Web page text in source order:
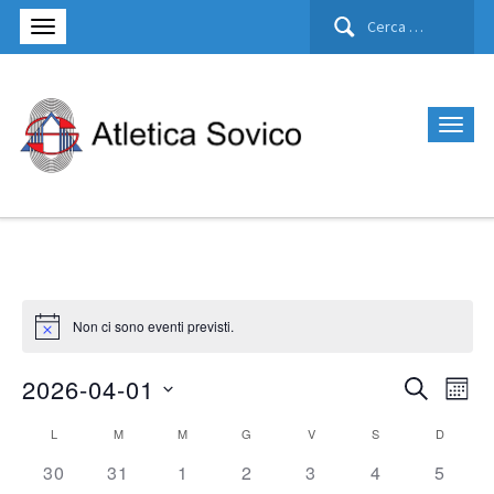
Ricerca
Non ci sono eventi previsti.
Eventi
Ricerca
CercaMese
2026-04-01
data.
Calendario
L M M G V S D
0 eventi,
30 0 eventi,
31 0 eventi,
1 0 eventi,
2 0 eventi,
3 0 eventi,
4 0
5